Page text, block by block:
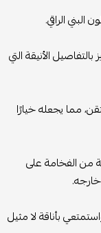
الراقي.
الأنيقة التي
مما يجعله خيارًا
من الفخامة على
بأناقة لا مثيل